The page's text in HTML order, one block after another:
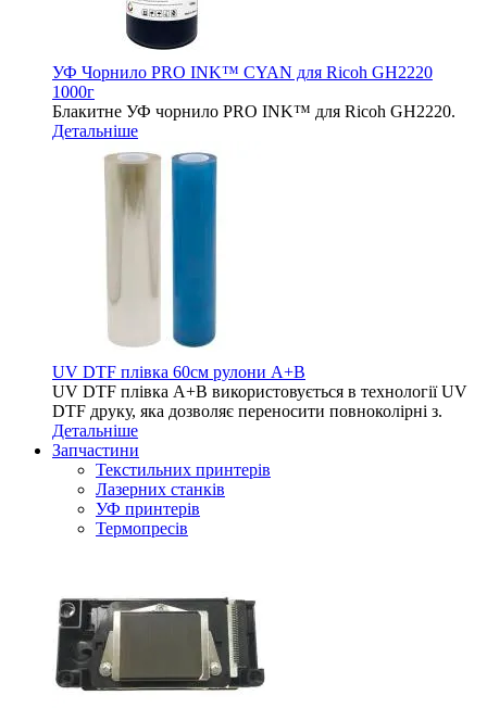
УФ Чорнило PRO INK™ CYAN для Ricoh GH2220
1000г
Блакитне УФ чорнило PRO INK™ для Ricoh GH2220.
Детальніше
UV DTF плівка 60см рулони A+B
UV DTF плівка A+B використовується в технології UV
DTF друку, яка дозволяє переносити повноколірні з.
Детальніше
Запчастини
Текстильних принтерів
Лазерних станків
УФ принтерів
Термопресів